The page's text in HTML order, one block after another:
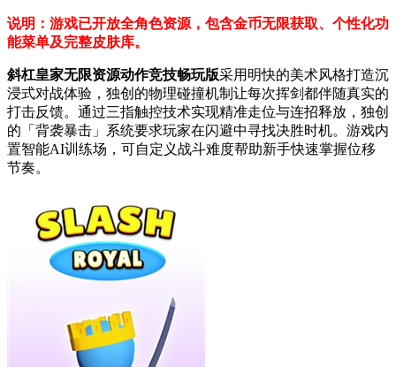
说明：游戏已开放全角色资源，包含金币无限获取、个性化功
能菜单及完整皮肤库。
斜杠皇家无限资源动作竞技畅玩版采用明快的美术风格打造沉
浸式对战体验，独创的物理碰撞机制让每次挥剑都伴随真实的
打击反馈。通过三指触控技术实现精准走位与连招释放，独创
的「背袭暴击」系统要求玩家在闪避中寻找决胜时机。游戏内
置智能AI训练场，可自定义战斗难度帮助新手快速掌握位移
节奏。